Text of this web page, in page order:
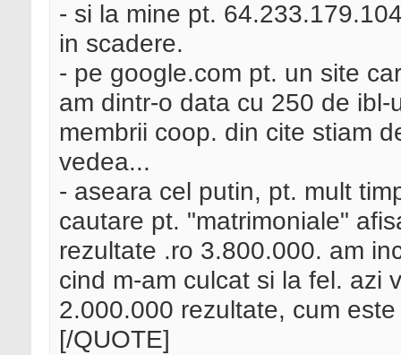
- si la mine pt.
in scadere.
- pe google.com pt. un site
am dintr-o data cu 250 de
membrii coop. din cite stiam
vedea...
- aseara cel putin, pt. mult
cautare pt. "matrimoniale"
rezultate .ro 3.800.000. am
cind m-am culcat si la fel. azi
2.000.000 rezultate, cum
[/QUOTE]